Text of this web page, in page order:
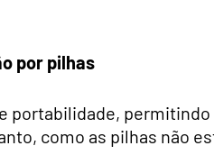
por pilhas
portabilidade,
como as pilhas não